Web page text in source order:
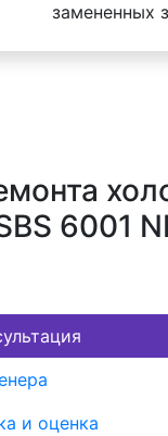
замененных
6001
и оценка